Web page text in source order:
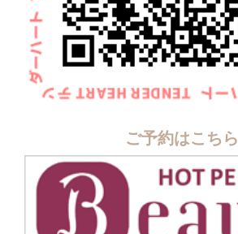
ご予約はこちら